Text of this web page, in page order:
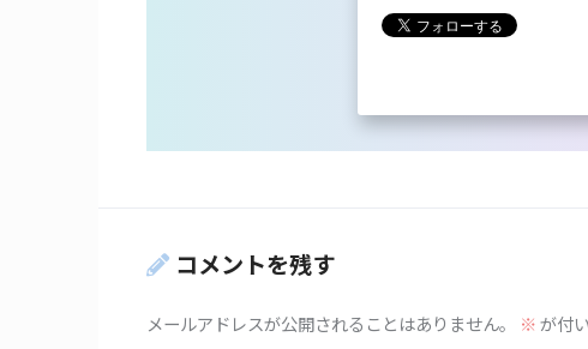
コメントを残す
メールアドレスが公開されることはありません。 ※が付